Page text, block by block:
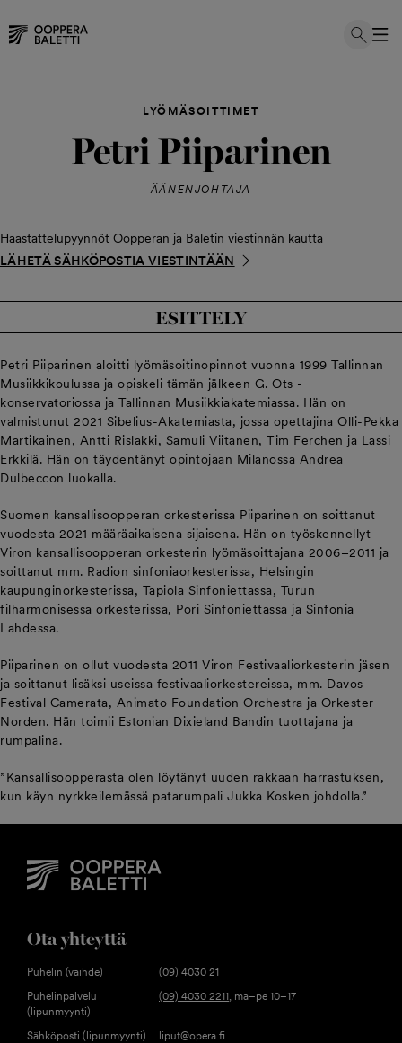
LYÖMÄSOITTIMET
Petri Piiparinen
ÄÄNENJOHTAJA
Haastattelupyynnöt Oopperan ja Baletin viestinnän kautta
LÄHETÄ SÄHKÖPOSTIA VIESTINTÄÄN
ESITTELY
Petri Piiparinen aloitti lyömäsoitinopinnot vuonna 1999 Tallinnan
Musiikkikoulussa ja opiskeli tämän jälkeen G. Ots -
konservatoriossa ja Tallinnan Musiikkiakatemiassa. Hän on
valmistunut 2021 Sibelius-Akatemiasta, jossa opettajina Olli-Pekka
Martikainen, Antti Rislakki, Samuli Viitanen, Tim Ferchen ja Lassi
Erkkilä. Hän on täydentänyt opintojaan Milanossa Andrea
Dulbeccon luokalla.
Suomen kansallisoopperan orkesterissa Piiparinen on soittanut
vuodesta 2021 määräaikaisena sijaisena. Hän on työskennellyt
Viron kansallisoopperan orkesterin lyömäsoittajana 2006–2011 ja
soittanut mm. Radion sinfoniaorkesterissa, Helsingin
kaupunginorkesterissa, Tapiola Sinfoniettassa, Turun
filharmonisessa orkesterissa, Pori Sinfoniettassa ja Sinfonia
Lahdessa.
Piiparinen on ollut vuodesta 2011 Viron Festivaaliorkesterin jäsen
ja soittanut lisäksi useissa festivaaliorkestereissa, mm. Davos
Festival Camerata, Animato Foundation Orchestra ja Orkester
Norden. Hän toimii Estonian Dixieland Bandin tuottajana ja
rumpalina.
”Kansallisoopperasta olen löytänyt uuden rakkaan harrastuksen,
kun käyn nyrkkeilemässä patarumpali Jukka Kosken johdolla.”
Ota yhteyttä
Puhelin (vaihde)
(09) 4030 21
Puhelinpalvelu
(lipunmyynti)
(09) 4030 2211, ma–pe 10–17
Sähköposti (lipunmyynti)
liput@opera.fi